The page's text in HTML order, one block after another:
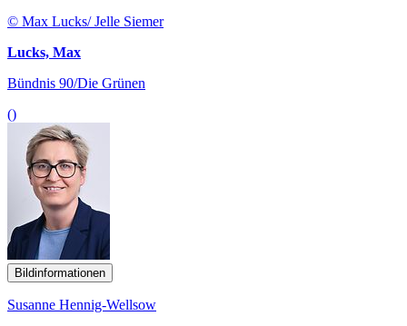
© Max Lucks/ Jelle Siemer
Lucks, Max
Bündnis 90/Die Grünen
()
Bildinformationen
Susanne Hennig-Wellsow